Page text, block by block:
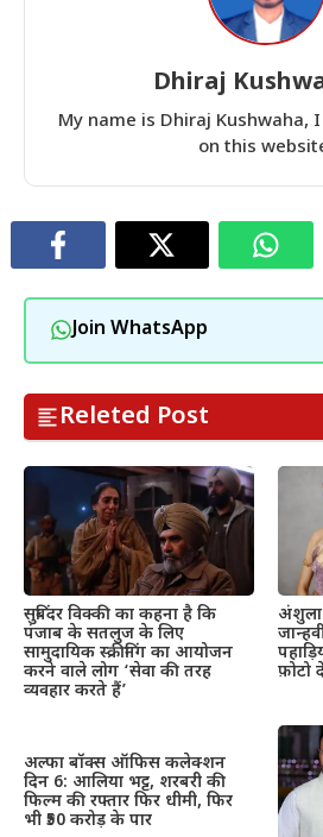
Dhiraj
My name is Dhiraj Kushwaha,
on this
Join WhatsApp
Releted Post
सुबिंदर विक्की का कहना है कि
पंजाब के सतलुज के लिए
सामुदायिक स्क्रीनिंग का आयोजन
करने वाले लोग ‘सेवा की तरह
व्यवहार करते हैं’
अंशुला
फ़ोटो
अल्फा बॉक्स ऑफिस कलेक्शन
दिन 6: आलिया भट्ट, शरबरी की
फिल्म की रफ्तार फिर धीमी, फिर
भी ₹50 करोड़ के पार